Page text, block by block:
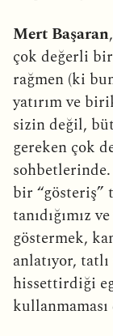
Mert Başaran
çok değerli
rağmen (ki
yatırım ve
sizin değil,
gereken çok
sohbetlerinde.
bir “gösteriş”
tanıdığımız
göstermek,
anlatıyor,
hissettirdiği